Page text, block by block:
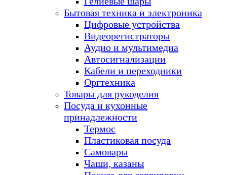
Бытовая техника и электроника
Цифровые устройства
Видеорегистраторы
Аудио и мультимедиа
Автосигнализации
Кабели и переходники
Оргтехника
Товары для рукоделия
Посуда и кухонные
принадлежности
Термос
Пластиковая посуда
Самовары
Чаши, казаны